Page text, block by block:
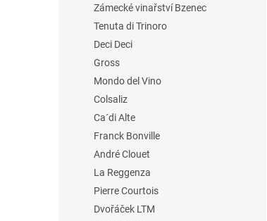
Zámecké vinařství Bzenec
Tenuta di Trinoro
Deci Deci
Gross
Mondo del Vino
Colsaliz
Ca´di Alte
Franck Bonville
André Clouet
La Reggenza
Pierre Courtois
Dvořáček LTM